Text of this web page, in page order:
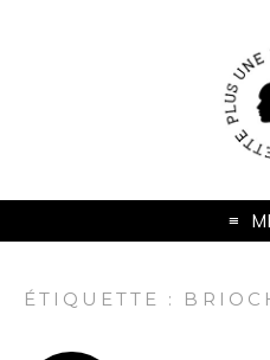
ÉTIQUETTE :